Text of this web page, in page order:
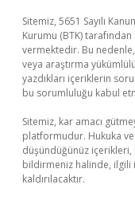
Sitemiz, 5651 Sayılı
Kurumu (BTK)
vermektedir. Bu
veya araştırma
yazdıkları içeriklerin
bu sorumluluğu kabul
Sitemiz, kar amacı
platformudur. Hukuka
düşündüğünüz içerikleri,
bildirmeniz halinde, ilgili
kaldırılacaktır.